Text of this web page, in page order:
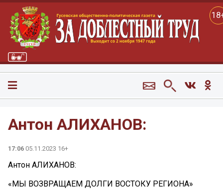
Антон АЛИХАНОВ:
17:06 05.11.2023 16+
Антон АЛИХАНОВ:
«МЫ ВОЗВРАЩАЕМ ДОЛГИ ВОСТОКУ РЕГИОНА»